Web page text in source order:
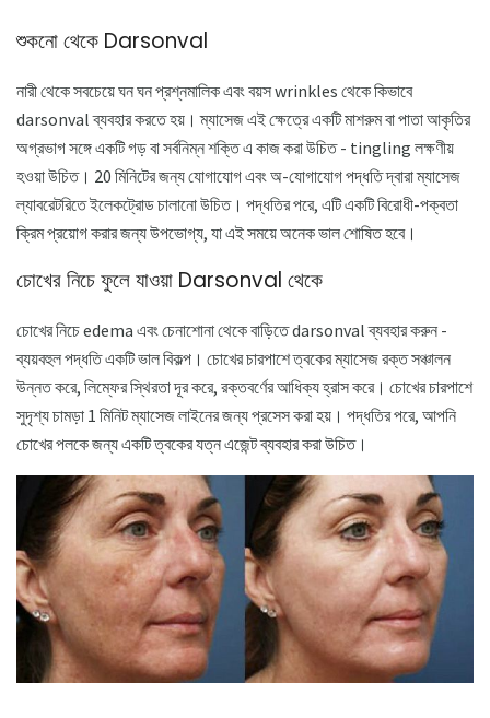
শুকনো থেকে Darsonval
নারী থেকে সবচেয়ে ঘন ঘন প্রশ্নমালিক এবং বয়স wrinkles থেকে কিভাবে
darsonval ব্যবহার করতে হয়। ম্যাসেজ এই ক্ষেত্রে একটি মাশরুম বা পাতা আকৃতির
অগ্রভাগ সঙ্গে একটি গড় বা সর্বনিম্ন শক্তি এ কাজ করা উচিত - tingling লক্ষণীয়
হওয়া উচিত। 20 মিনিটের জন্য যোগাযোগ এবং অ-যোগাযোগ পদ্ধতি দ্বারা ম্যাসেজ
ল্যাবরেটরিতে ইলেকট্রোড চালানো উচিত। পদ্ধতির পরে, এটি একটি বিরোধী-পক্বতা
ক্রিম প্রয়োগ করার জন্য উপভোগ্য, যা এই সময়ে অনেক ভাল শোষিত হবে।
চোখের নিচে ফুলে যাওয়া Darsonval থেকে
চোখের নিচে edema এবং চেনাশোনা থেকে বাড়িতে darsonval ব্যবহার করুন -
ব্যয়বহুল পদ্ধতি একটি ভাল বিকল্প। চোখের চারপাশে ত্বকের ম্যাসেজ রক্ত ​​সঞ্চালন
উন্নত করে, লিম্ফের স্থিরতা দূর করে, রক্তবর্ণের আধিক্য হ্রাস করে। চোখের চারপাশে
সুদৃশ্য চামড়া 1 মিনিট ম্যাসেজ লাইনের জন্য প্রসেস করা হয়। পদ্ধতির পরে, আপনি
চোখের পলকে জন্য একটি ত্বকের যত্ন এজেন্ট ব্যবহার করা উচিত।